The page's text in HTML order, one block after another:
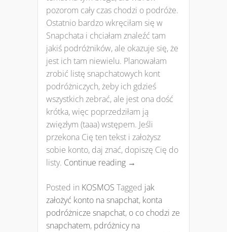
pozorom cały czas chodzi o podróże.
Ostatnio bardzo wkręciłam się w
Snapchata i chciałam znaleźć tam
jakiś podróżników, ale okazuje się, że
jest ich tam niewielu. Planowałam
zrobić listę snapchatowych kont
podróżniczych, żeby ich gdzieś
wszystkich zebrać, ale jest ona dość
krótka, więc poprzedziłam ją
zwięzłym (taaa) wstępem. Jeśli
przekona Cię ten tekst i założysz
sobie konto, daj znać, dopiszę Cię do
listy. Continue reading →
Posted in KOSMOS Tagged jak
założyć konto na snapchat, konta
podróżnicze snapchat, o co chodzi ze
snapchatem, pdróżnicy na